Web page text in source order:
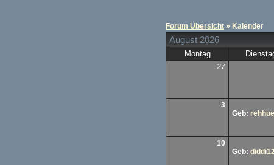
Forum Übersicht » Kalender
August 2026
Montag
27
3
Geb:
10
Geb: